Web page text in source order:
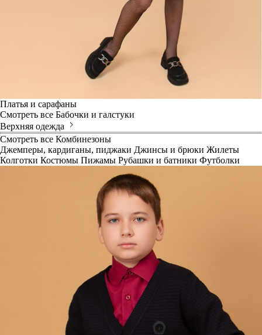
Платья и сарафаны
Смотреть все Бабочки и галстуки
Верхняя одежда
Смотреть все Комбинезоны
Джемперы, кардиганы, пиджаки Джинсы и брюки Жилеты
Колготки Костюмы Пижамы Рубашки и батники Футболки